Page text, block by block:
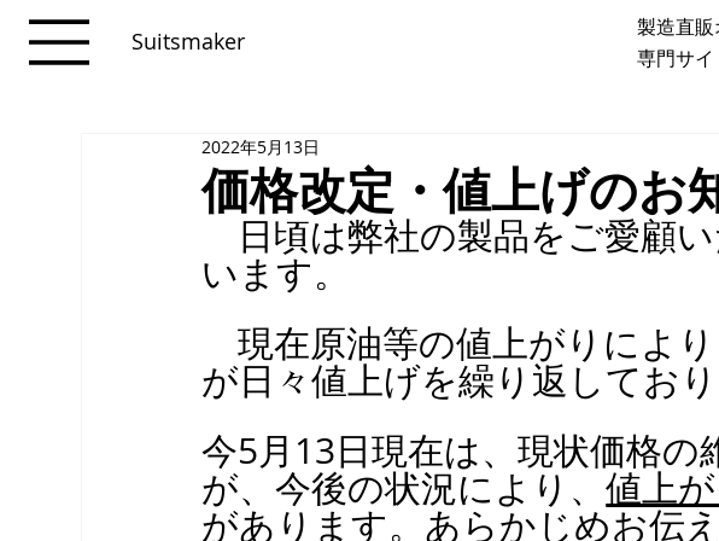
Suitsmaker
製造直
専門サイ
価格改定・値上げのお
2022年5月13日
日頃は弊社の製品をご愛顧
います。
現在原油等の値上がりによ
が日々値上げを繰り返しており
今5月13日現在は、現状価格の
が、今後の状況により、値上
があります。あらかじめお伝